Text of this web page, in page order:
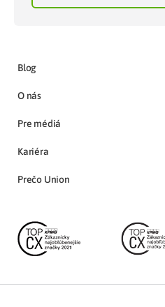
Blog
O nás
Pre médiá
Kariéra
Prečo Union